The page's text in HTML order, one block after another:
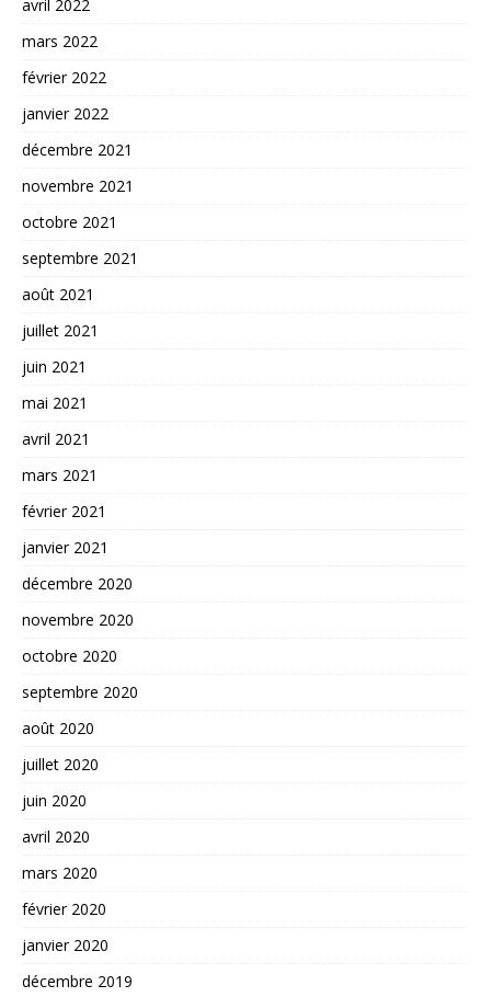
avril 2022
mars 2022
février 2022
janvier 2022
décembre 2021
novembre 2021
octobre 2021
septembre 2021
août 2021
juillet 2021
juin 2021
mai 2021
avril 2021
mars 2021
février 2021
janvier 2021
décembre 2020
novembre 2020
octobre 2020
septembre 2020
août 2020
juillet 2020
juin 2020
avril 2020
mars 2020
février 2020
janvier 2020
décembre 2019